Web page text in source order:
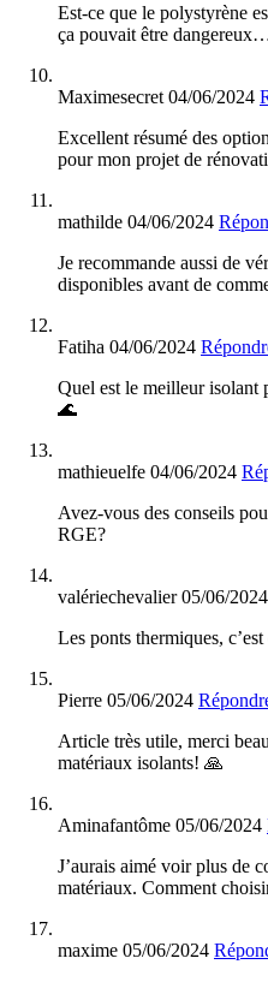
Est-ce que le polystyrène
ça pouvait être
Maximesecret 04/06/2024
Excellent résumé des
pour mon projet de
mathilde 04/06/2024
Je recommande aussi de
disponibles avant de
Fatiha 04/06/2024
Quel est le meilleur isolant
🌊
mathieuelfe 04/06/2024
Avez-vous des conseils
RGE?
valériechevalier05/06/2024
Les ponts thermiques,
Pierre 05/06/2024
Article très utile, merci
matériaux isolants! 🙏
Aminafantôme 05/06/2024
J’aurais aimé voir plus de
matériaux. Comment
maxime 05/06/2024